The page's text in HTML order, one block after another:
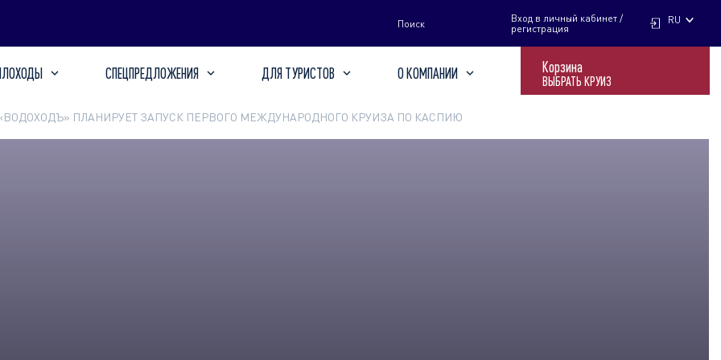
Поиск
Вход в личный кабинет /
регистрация
RU
СПЕЦПРЕДЛОЖЕНИЯ ДЛЯ ТУРИСТОВ О КОМПАНИИ Корзина
ВЫБРАТЬ КРУИЗ
ПЛАНИРУЕТ ЗАПУСК ПЕРВОГО МЕЖДУНАРОДНОГО КРУИЗА ПО КАСПИЮ